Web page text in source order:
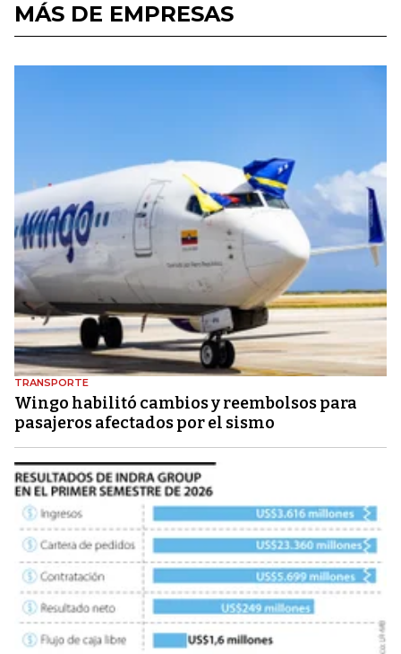
MÁS DE EMPRESAS
TRANSPORTE
Wingo habilitó cambios y reembolsos para
pasajeros afectados por el sismo